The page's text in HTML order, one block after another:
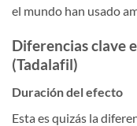
el mundo han usado
Diferencias clave
(Tadalafil)
Duración del efecto
Esta es quizás la